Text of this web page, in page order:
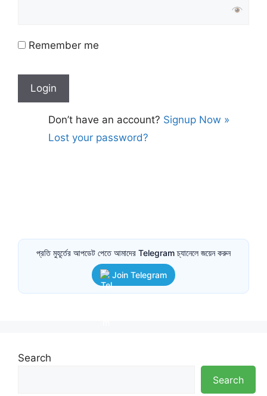
Remember me
Don’t have an account? Signup Now »
Lost your password?
প্রতি মুহূর্তের আপডেট পেতে আমাদের Telegram চ্যানেলে জয়েন করুন
Join Telegram
Search
Search